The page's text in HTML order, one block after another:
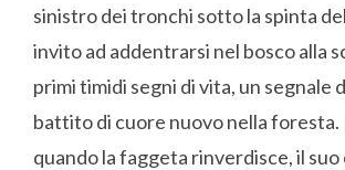
sinistro dei tronchi sotto la spinta
invito ad addentrarsi nel bosco alla
primi timidi segni di vita, un segnale
battito di cuore nuovo nella foresta.
quando la faggeta rinverdisce, il